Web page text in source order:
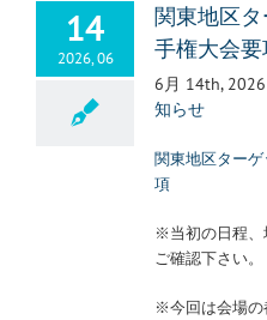
14
2026, 06
関東地区
手権大会要
6月 14th, 2026
知らせ
関東地区ター
項
※当初の日程、
ご確認下さい。
※今回は会場の